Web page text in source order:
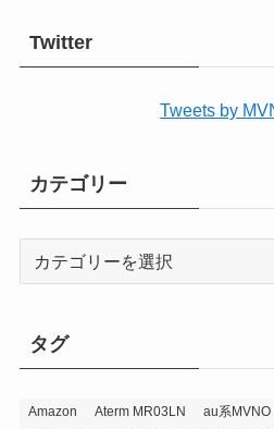
Twitter
Tweets by
カテゴリー
ー
タグ
Amazon Aterm MR03LN au系MVNO